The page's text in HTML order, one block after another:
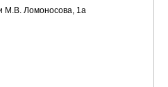
М.В. Ломоносова, 1а